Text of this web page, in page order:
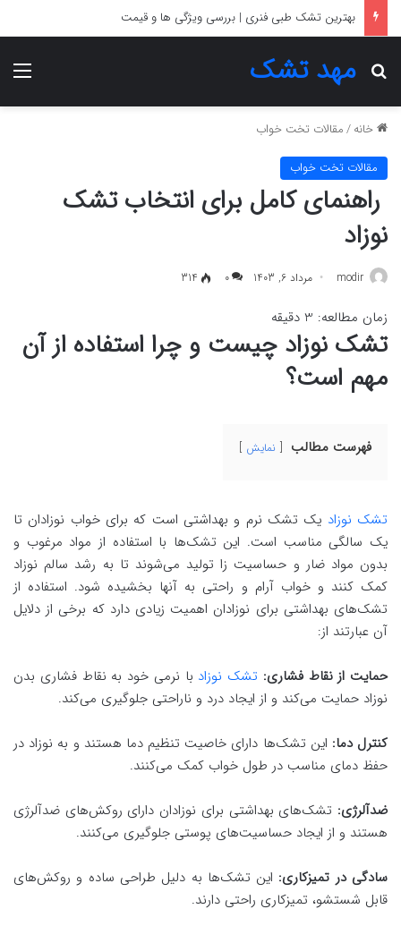
بهترین تشک برای دیسک کمر
مهد تشک
جستجو برای
خانه/مقالات تخت خواب
مقالات تخت خواب
راهنمای کامل برای انتخاب تشک
نوزاد
modir مرداد 6, 1403 0
314
زمان مطالعه: 3 دقیقه
تشک نوزاد چیست و چرا استفاده از آن
مهم است؟
فهرست مطالب نمایش
تشک نوزاد یک تشک نرم و بهداشتی است که برای خواب نوزادان تا
یک سالگی مناسب است. این تشک‌ها با استفاده از مواد مرغوب و
بدون مواد ضار و حساسیت‌ زا تولید می‌شوند تا به رشد سالم نوزاد
کمک کنند و خواب آرام و راحتی به آنها بخشیده شود. استفاده از
تشک‌های بهداشتی برای نوزادان اهمیت زیادی دارد که برخی از دلایل
آن عبارتند از:
حمایت از نقاط فشاری: تشک نوزاد با نرمی خود به نقاط فشاری بدن
نوزاد حمایت می‌کند و از ایجاد درد و ناراحتی جلوگیری می‌کند.
کنترل دما: این تشک‌ها دارای خاصیت تنظیم دما هستند و به نوزاد در
حفظ دمای مناسب در طول خواب کمک می‌کنند.
ضدآلرژی: تشک‌های بهداشتی برای نوزادان دارای روکش‌های ضدآلرژی
هستند و از ایجاد حساسیت‌های پوستی جلوگیری می‌کنند.
سادگی در تمیزکاری: این تشک‌ها به دلیل طراحی ساده و روکش‌های
قابل شستشو، تمیزکاری راحتی دارند.